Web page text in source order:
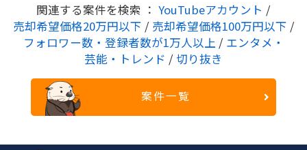
関連する案件を検索 ： YouTubeアカウント /
売却希望価格20万円以下 / 売却希望価格100万円以下 /
フォロワー数・登録者数が1万人以上 / エンタメ・
芸能・トレンド / 切り抜き
案件一覧